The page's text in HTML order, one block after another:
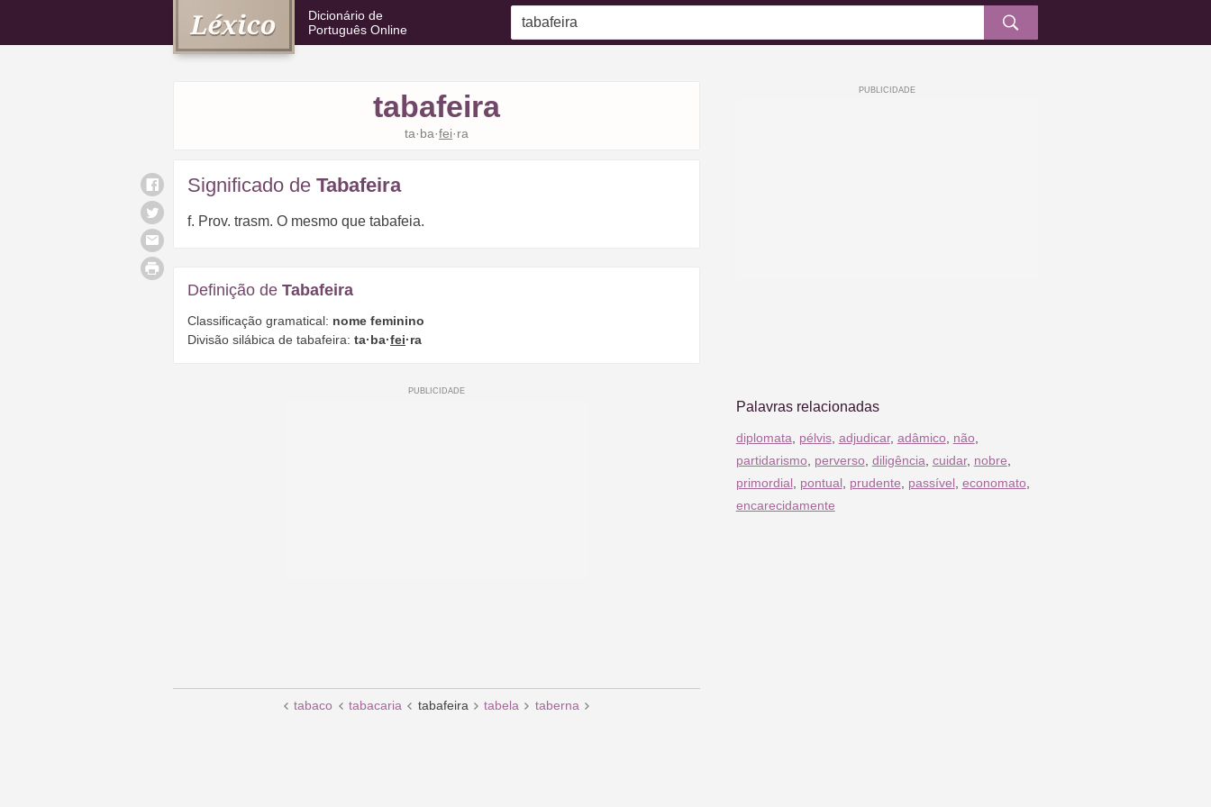
Dicionário de
Português Online
tabafeira
ta·ba·fei·ra
Significado de Tabafeira
f. Prov. trasm. O mesmo que tabafeia.
Definição de Tabafeira
Classificação gramatical: nome feminino
Divisão silábica de tabafeira: ta·ba·fei·ra
tabaco tabacaria tabafeira tabela taberna
Palavras relacionadas
diplomata pélvis, adjudicar, adâmico, não,
partidarismo, perverso, diligência cuidar, nobre
primordial, pontual, prudente passível, economato,
encarecidamente